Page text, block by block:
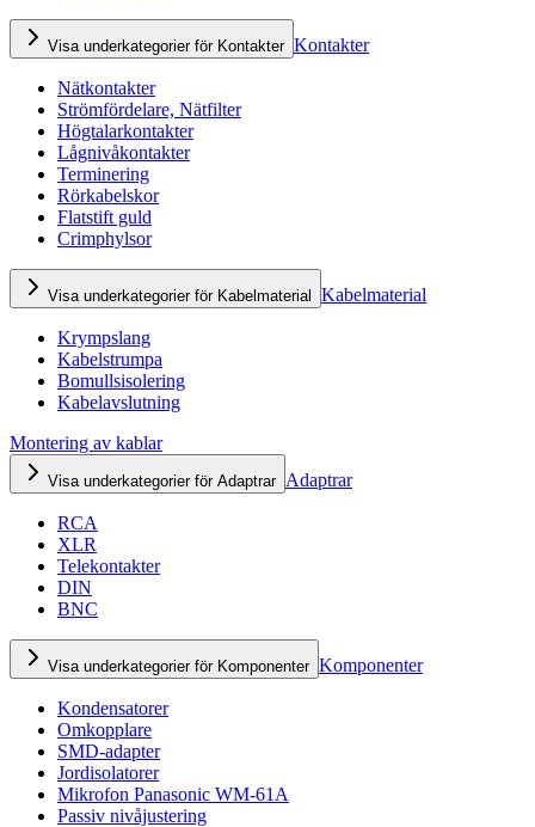
Visa underkategorier för Kontakter Kontakter
Nätkontakter
Strömfördelare, Nätfilter
Högtalarkontakter
Lågnivåkontakter
Terminering
Rörkabelskor
Flatstift guld
Crimphylsor
Visa underkategorier för Kabelmaterial Kabelmaterial
Krympslang
Kabelstrumpa
Bomullsisolering
Kabelavslutning
Montering av kablar
Visa underkategorier för Adaptrar Adaptrar
RCA
XLR
Telekontakter
DIN
BNC
Visa underkategorier för Komponenter Komponenter
Kondensatorer
Omkopplare
SMD-adapter
Jordisolatorer
Mikrofon Panasonic WM-61A
Passiv nivåjustering